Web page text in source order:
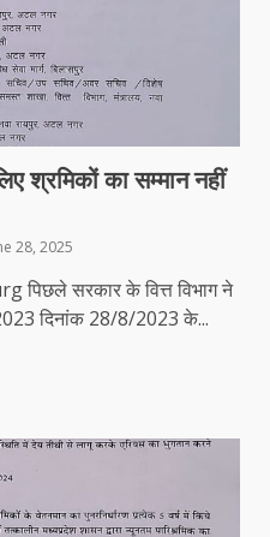
श्रमिकों का सम्मान नहीं
28, 2025
सरकार के वित्त विभाग ने
दिनांक 28/8/2023 के...